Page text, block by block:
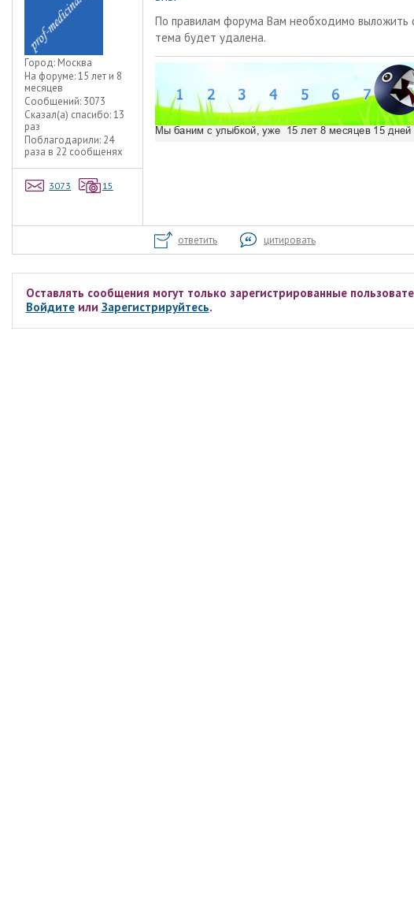
Город: Москва
На форуме:15 лет и 8
месяцев
Сообщений: 3073
Сказал(а) спасибо:13
раз
Поблагодарили: 24
раза в 22 сообщенях
3073 15
По правилам форума Вам необходимо
тема будет удалена.
ответить цитировать
Оставлять сообщения могут только зарегистрированные
Войдитеили Зарегистрируйтесь.